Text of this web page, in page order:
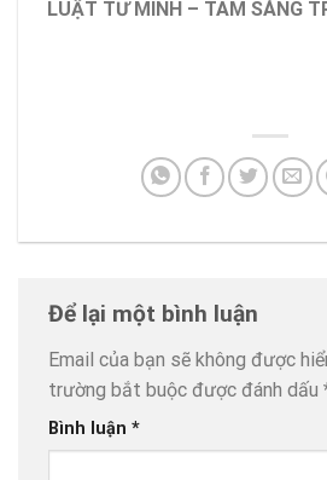
LUẬT TƯ MINH – TÂM SÁNG
Để lại một bình luận
Email của bạn sẽ không được
trường bắt buộc được đánh dấu
Bình luận *